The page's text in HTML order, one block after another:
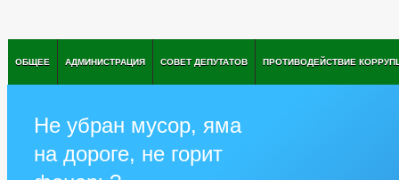
ОБЩЕЕ АДМИНИСТРАЦИЯ СОВЕТ ДЕПУТАТОВ ПРОТИВОДЕЙСТВИЕ
Не убран мусор, яма
на дороге, не горит